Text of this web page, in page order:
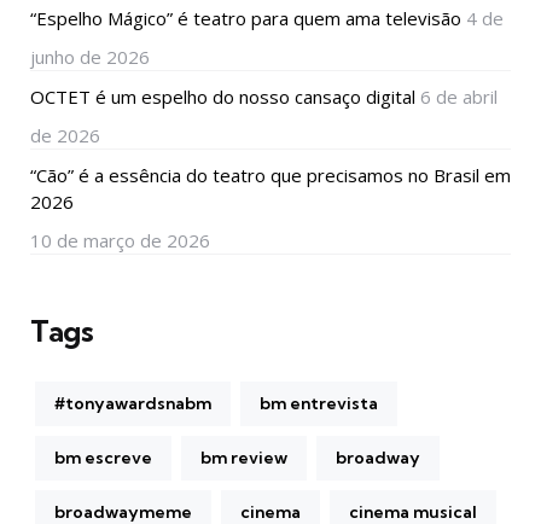
“Espelho Mágico” é teatro para quem ama televisão 4 de
junho de 2026
OCTET é um espelho do nosso cansaço digital 6 de abril
de 2026
“Cão” é a essência do teatro que precisamos no Brasil em
2026
10 de março de 2026
Tags
#tonyawardsnabm bm entrevista
bm escreve bm review broadway
broadwaymeme cinema cinema musical